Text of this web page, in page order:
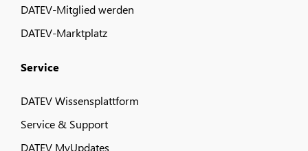
DATEV-Mitglied werden
DATEV-Marktplatz
Service
DATEV Wissensplattform
Service & Support
DATEV MyUpdates